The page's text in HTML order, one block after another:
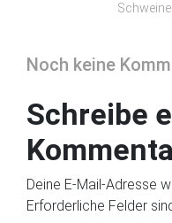
Noch keine
Schreibe
Deine E-Mail-Adresse
Erforderliche Felder